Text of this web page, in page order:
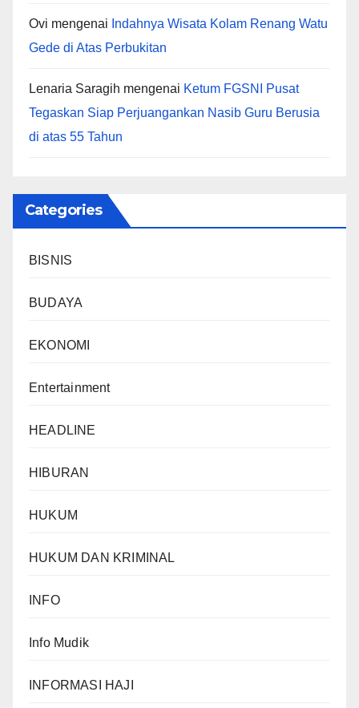
Ovi mengenai Indahnya Wisata Kolam Renang Watu
Gede di Atas Perbukitan
Lenaria Saragih mengenai Ketum FGSNI Pusat
Tegaskan Siap Perjuangankan Nasib Guru Berusia
di atas 55 Tahun
Categories
BISNIS
BUDAYA
EKONOMI
Entertainment
HEADLINE
HIBURAN
HUKUM
HUKUM DAN KRIMINAL
INFO
Info Mudik
INFORMASI HAJI